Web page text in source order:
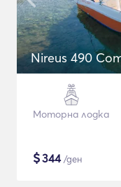
Nireus 490
Моторна лодка
$344/ден